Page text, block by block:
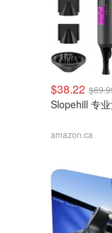
$38.22
Slopehill 专
amazon.ca